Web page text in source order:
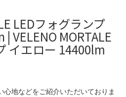
LEDフォグランプ
VELENO MORTALE
イエロー 14400lm
心地などをご紹介いただいておりま